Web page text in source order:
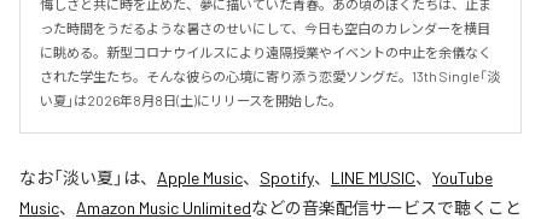
悔しさと共に時を止めた、夢に描いていた青春。あの頃のぼくたちは、止ま
った時間をうだるような暑さのせいにして、今日も空白のカレンダーを横目
に眺める。新型コロナウイルスにより遠隔授業やイベントの中止を余儀なく
された学生たち。そんな彼らの心境に寄り添う恋愛ソングだ。13th Single「淡
い夏」は2026年8月8日(土)にリリースを開始した。
なお「淡い夏 」は、 Apple Music、 Spotify、 LINE MUSIC、 YouTube
Music、 Amazon Music Unlimitedなどの音楽配信サービスで聴くこと